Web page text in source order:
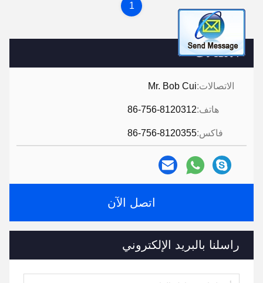
الاتصالات
الاتصالات:Mr. Bob Cui
هاتف:86-756-8120312
فاكس:86-756-8120355
اتصل الآن
راسلنا بالبريد الإلكتروني
1